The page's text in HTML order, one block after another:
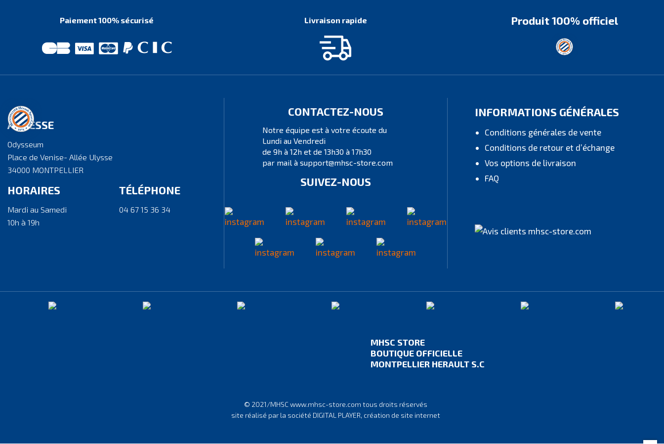
Paiement 100% sécurisé Livraison rapide Produit 100% officiel
ADRESSE
Odysseum
Place de Venise- Allée Ulysse
34000 MONTPELLIER
HORAIRES
Mardi au Samedi
10h à 19h
TÉLÉPHONE
04 67 15 36 34
CONTACTEZ-NOUS
Notre équipe est à votre écoute du
Lundi au Vendredi
de 9h à 12h et de 13h30 à 17h30
par mail à support@mhsc-store.com
SUIVEZ-NOUS
INFORMATIONS GÉNÉRALES
Conditions générales de vente
Conditions de retour et d’échange
Vos options de livraison
FAQ
MHSC STORE
BOUTIQUE OFFICIELLE
MONTPELLIER HERAULT S.C
© 2021/MHSC www.mhsc-store.com tous droits réservés
site réalisé par la société DIGITAL PLAYER, création de site internet